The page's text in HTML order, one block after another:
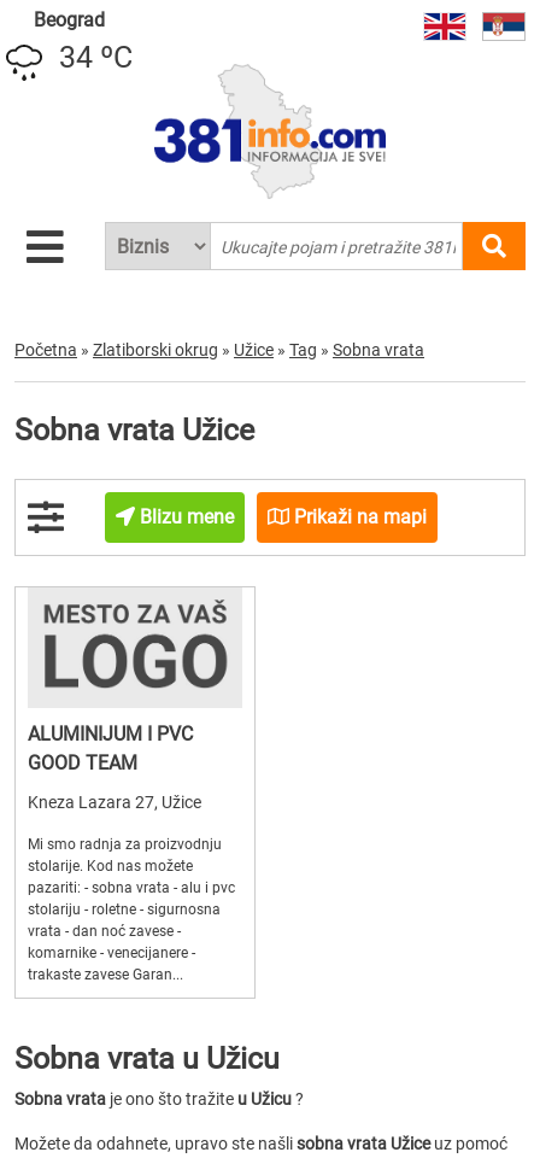
Beograd
34 ºC
Početna » Zlatiborski okrug » Užice » Tag » Sobna vrata
Sobna vrata Užice
Blizu mene Prikaži na mapi
ALUMINIJUM I PVC
GOOD TEAM
Kneza Lazara 27, Užice
Mi smo radnja za proizvodnju
stolarije. Kod nas možete
pazariti: - sobna vrata - alu i pvc
stolariju - roletne - sigurnosna
vrata - dan noć zavese -
komarnike - venecijanere -
trakaste zavese Garan...
Sobna vrata u Užicu
Sobna vrata je ono što tražite u Užicu?
Možete da odahnete, upravo ste našlisobna vrata Užiceuz pomoć